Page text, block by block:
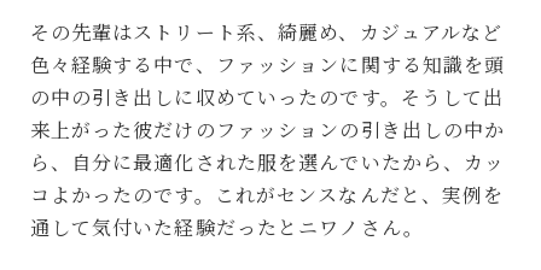
その先輩はストリート系、綺麗め、カジュアルなど
色々経験する中で、ファッションに関する知識を頭
の中の引き出しに収めていったのです。そうして出
来上がった彼だけのファッションの引き出しの中か
ら、自分に最適化された服を選んでいたから、カッ
コよかったのです。これがセンスなんだと、実例を
通して気付いた経験だったとニワノさん。